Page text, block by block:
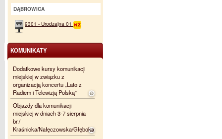
DĄBROWICA
9301 - Urodzajna 01
KOMUNIKATY
Dodatkowe kursy komunikacji
miejskiej w związku z
organizacją koncertu „Lato z
Radiem i Telewizją Polską”
Objazdy dla komunikacji
miejskiej w dniach 3-7 sierpnia
br./
Kraśnicka/Nałęczowska/Głęboka